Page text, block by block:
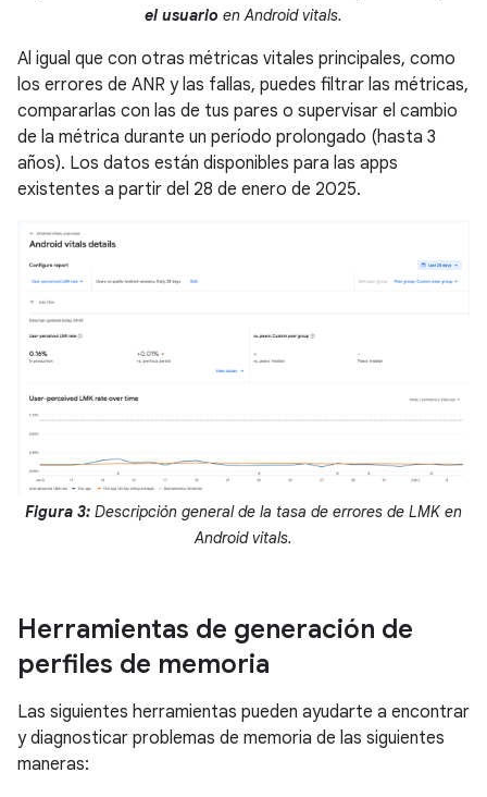
el usuario en Android vitals.
Al igual que con otras métricas vitales principales, como
los errores de ANR y las fallas, puedes filtrar las métricas,
compararlas con las de tus pares o supervisar el cambio
de la métrica durante un período prolongado (hasta 3
años). Los datos están disponibles para las apps
existentes a partir del 28 de enero de 2025.
Figura 3: Descripción general de la tasa de errores de LMK en
Android vitals.
Herramientas de generación de
perfiles de memoria
Las siguientes herramientas pueden ayudarte a encontrar
y diagnosticar problemas de memoria de las siguientes
maneras: